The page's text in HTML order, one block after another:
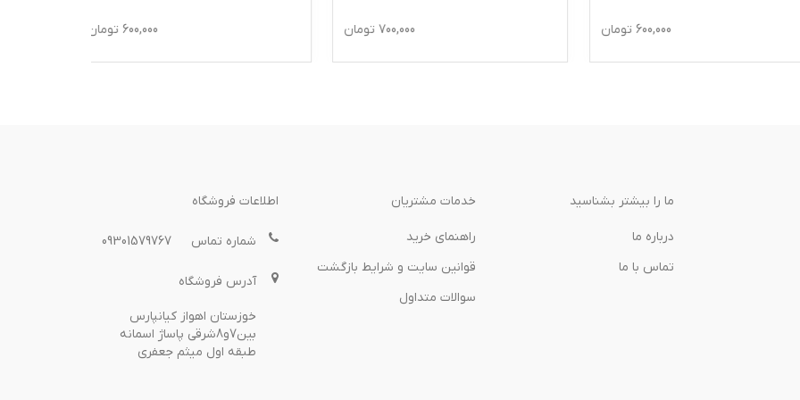
600,000 تومان 700,000 تومان 600,000 تومان
ما را بیشتر بشناسید
درباره‌ ما
تماس با ما
خدمات مشتریان
راهنمای خرید
قوانین سایت و شرایط بازگشت
سوالات متداول
اطلاعات فروشگاه
شماره تماس 09301579767
آدرس فروشگاه
خوزستان اهواز کیانپارس
بین7و8شرقی پاساژ اسمانه
طبقه اول میثم جعفری